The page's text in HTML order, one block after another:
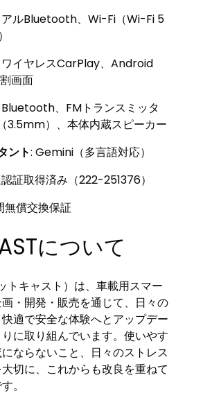
アルBluetooth、Wi-Fi（Wi-Fi 5
ワイヤレスCarPlay、Android
画面
Bluetooth、FMトランスミッタ
3.5mm）、本体内蔵スピーカー
ント: Gemini（多言語対応）
証取得済み（222-251376）
無償交換保証
について
キャスト）は、車載用スマー
画・開発・販売を通じて、日々の
適で安全な体験へとアップデー
に取り組んでいます。使いやす
ならないこと、日々のストレス
切に、これからも改良を重ねて
。